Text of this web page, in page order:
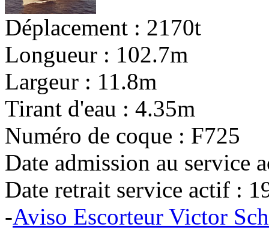
Déplacement : 2170t
Longueur : 102.7m
Largeur : 11.8m
Tirant d'eau : 4.35m
Numéro de coque : F725
Date admission au service
Date retrait service actif :
-Aviso Escorteur Victor